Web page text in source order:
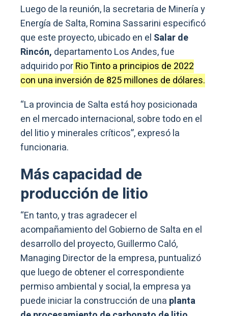
Luego de la reunión, la secretaria de Minería y
Energía de Salta, Romina Sassarini especificó
que este proyecto, ubicado en el Salar de
Rincón, departamento Los Andes, fue
adquirido porRio Tinto a principios de 2022
con una inversión de 825 millones de dólares.
“La provincia de Salta está hoy posicionada
en el mercado internacional, sobre todo en el
del litio y minerales críticos”, expresó la
funcionaria.
Más capacidad de
producción de litio
“En tanto, y tras agradecer el
acompañamiento del Gobierno de Salta en el
desarrollo del proyecto, Guillermo Caló,
Managing Director de la empresa, puntualizó
que luego de obtener el correspondiente
permiso ambiental y social, la empresa ya
puede iniciar la construcción de una planta